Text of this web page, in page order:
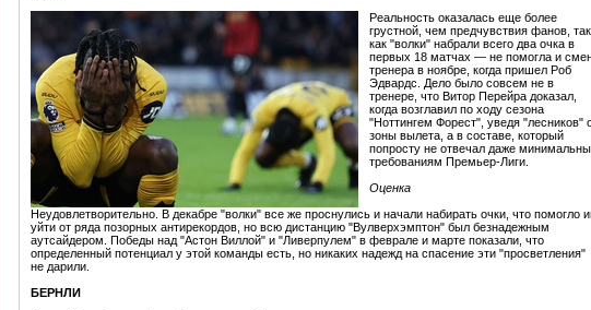
Реальность оказалась еще более
грустной, чем предчувствия фанов, так
как "волки" набрали всего два очка в
первых 18 матчах — не помогла и
тренера в ноябре, когда пришел Роб
Эдвардс. Дело было совсем не в
тренере, что Витор Перейра доказал,
когда возглавил по ходу сезона
"Ноттингем Форест", уведя "лесников"
зоны вылета, а в составе, который
попросту не отвечал даже
требованиям Премьер-Лиги.
Оценка
Неудовлетворительно. В декабре "волки" все же проснулись и начали набирать очки, что помогло
уйти от ряда позорных антирекордов, но всю дистанцию "Вулверхэмптон" был безнадежным
аутсайдером. Победы над "Астон Виллой" и "Ливерпулем" в феврале и марте показали, что
определенный потенциал у этой команды есть, но никаких надежд на спасение эти "просветления"
не дарили.
БЕРНЛИ